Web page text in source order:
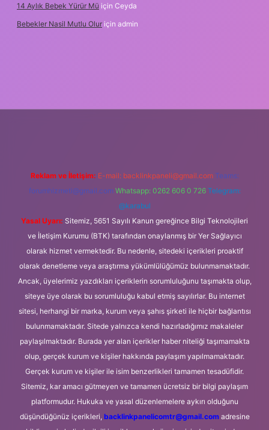
14 Aylık Bebek Yürür Mü için Ceyda
Bebekler Nasil Mutlu Olur için admin
Reklam ve İletişim: E-mail: backlinkpaneli@gmail.com Teams:
forumhizmeti@gmail.com Whatsapp: 0262 606 0 726 Telegram:
@karabul
Yasal Uyarı: Sitemiz, 5651 Sayılı Kanun gereğince Bilgi Teknolojileri
ve İletişim Kurumu (BTK) tarafından onaylanmış bir Yer Sağlayıcı
olarak hizmet vermektedir. Bu nedenle, sitedeki içerikleri proaktif
olarak denetleme veya araştırma yükümlülüğümüz bulunmamaktadır.
Ancak, üyelerimiz yazdıkları içeriklerin sorumluluğunu taşımakta olup,
siteye üye olarak bu sorumluluğu kabul etmiş sayılırlar. Bu internet
sitesi, herhangi bir marka, kurum veya şahıs şirketi ile hiçbir bağlantısı
bulunmamaktadır. Sitede yalnızca kendi hazırladığımız makaleler
paylaşılmaktadır. Burada yer alan içerikler haber niteliği taşımamakta
olup, gerçek kurum ve kişiler hakkında paylaşım yapılmamaktadır.
Gerçek kurum ve kişiler ile isim benzerlikleri tamamen tesadüfidir.
Sitemiz, kar amacı gütmeyen ve tamamen ücretsiz bir bilgi paylaşım
platformudur. Hukuka ve yasal düzenlemelere aykırı olduğunu
düşündüğünüz içerikleri, backlinkpanelicomtr@gmail.comadresine